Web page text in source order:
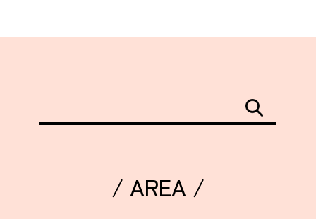
/ AREA /